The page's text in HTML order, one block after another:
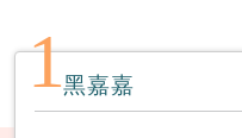
1黑嘉嘉